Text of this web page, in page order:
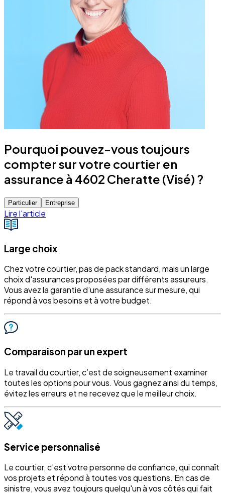
Pourquoi pouvez-vous toujours
compter sur votre courtier en
assurance à 4602 Cheratte (Visé) ?
Particulier Entreprise
Lire l'article
Large choix
Chez votre courtier, pas de pack standard, mais un large
choix d'assurances proposées par différents assureurs.
Vous avez la garantie d’une assurance sur mesure, qui
répond à vos besoins et à votre budget.
Comparaison par un expert
Le travail du courtier, c’est de soigneusement examiner
toutes les options pour vous. Vous gagnez ainsi du temps,
évitez les erreurs et ne recevez que le meilleur choix.
Service personnalisé
Le courtier, c’est votre personne de confiance, qui connaît
vos projets et répond à toutes vos questions. En cas de
sinistre, vous avez toujours quelqu'un à vos côtés qui fait